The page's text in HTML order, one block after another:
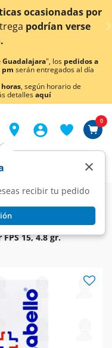
ocasionadas por
podrían verse
", los pedidos a
pm serán entregados al día
, según horario de
detallesaquí
recibir tu pedido
×
0
Facial
15, 4.8 gr.